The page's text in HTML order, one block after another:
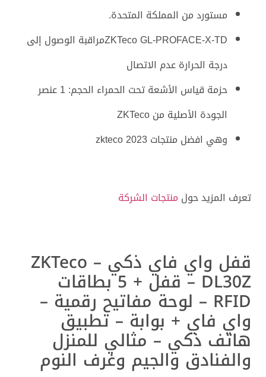
مستورد من المملكة المتحدة.
ZKTeco GL-PROFACE-X-TDمراقبة الوصول إلى
درجة الحرارة عدم الاتصال
حزمة قياس الأشعة تحت الحمراء الحجم: 1 عنصر
الجودة الأصلية من ZKTeco
وهي افضل منتجات zkteco 2023
تعرف المزيد حول منتجات الشركة
قفل واي فاي ذكي – ZKTeco
DL30Z – قفل + 5 بطاقات
RFID – لوحة مفاتيح رقمية –
واي فاي + بوابة – تطبيق
هاتف ذكي – مثالي للمنزل
والفنادق والجيم وغرف النوم